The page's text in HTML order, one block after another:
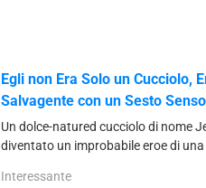
Egli non Era Solo un Cucciolo,
Salvagente con un Sesto Senso
Un dolce-natured cucciolo di nome
diventato un improbabile eroe di
Interessante